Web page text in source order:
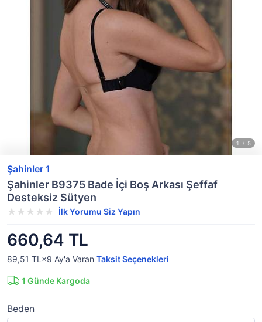
Şahinler 1
Şahinler B9375 Bade İçi Boş Arkası Şeffaf
Desteksiz Sütyen
İlk Yorumu Siz Yapın
660,64 TL
89,51 TL×9 Ay'a Varan Taksit Seçenekleri
1 Günde Kargoda
Beden